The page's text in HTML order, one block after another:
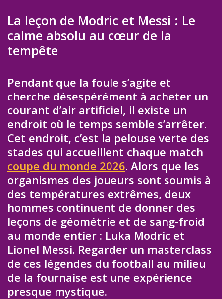
La leçon de Modric et Messi : Le
calme absolu au cœur de la
tempête
Pendant que la foule s’agite et
cherche désespérément à acheter un
courant d’air artificiel, il existe un
endroit où le temps semble s’arrêter.
Cet endroit, c’est la pelouse verte des
stades qui accueillent chaque match
coupe du monde 2026. Alors que les
organismes des joueurs sont soumis à
des températures extrêmes, deux
hommes continuent de donner des
leçons de géométrie et de sang-froid
au monde entier : Luka Modric et
Lionel Messi. Regarder un masterclass
de ces légendes du football au milieu
de la fournaise est une expérience
presque mystique.